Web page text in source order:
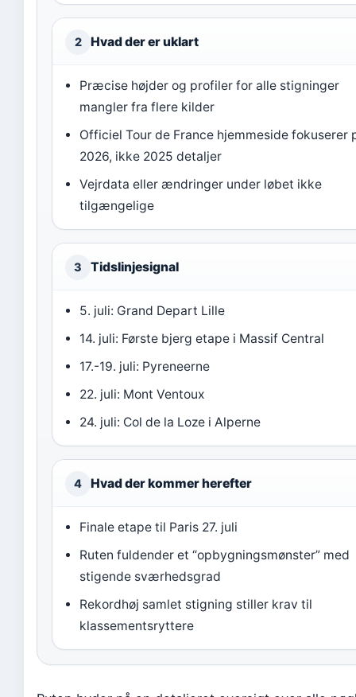
2 Hvad der er uklart
Præcise højder og profiler for alle stigninger
mangler fra flere kilder
Officiel Tour de France hjemmeside fokuserer
2026, ikke 2025 detaljer
Vejrdata eller ændringer under løbet ikke
tilgængelige
3 Tidslinjesignal
5. juli: Grand Depart Lille
14. juli: Første bjerg etape i Massif Central
17.-19. juli: Pyreneerne
22. juli: Mont Ventoux
24. juli: Col de la Loze i Alperne
4 Hvad der kommer herefter
Finale etape til Paris 27. juli
Ruten fuldender et “opbygningsmønster” med
stigende sværhedsgrad
Rekordhøj samlet stigning stiller krav til
klassementsryttere